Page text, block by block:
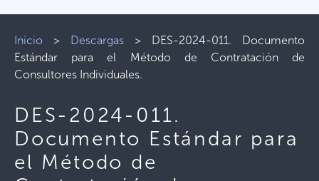
Inicio > Descargas > DES-2024-011. Documento
Estándar para el Método de Contratación de
Consultores Individuales.
DES-2024-011.
Documento Estándar para
el Método de